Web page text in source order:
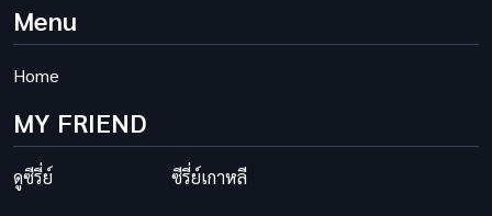
Menu
Home
MY FRIEND
ดูซีรี่ย์ ซีรี่ย์เกาหลี